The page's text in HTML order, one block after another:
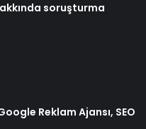
soruşturma
Reklam Ajansı, SEO